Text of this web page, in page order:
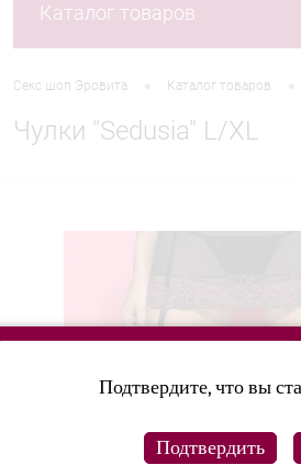
Каталог товаров
Секс шоп Эровита Каталог товаров
Чулки "Sedusia" L/XL
Подтвердите, что вы